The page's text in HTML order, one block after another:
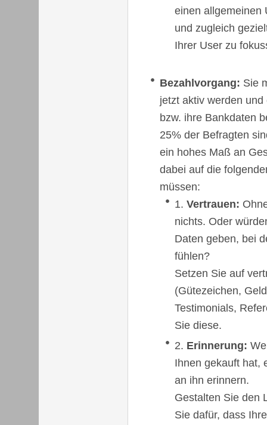
einen allgemeinen
und zugleich
Ihrer User zu
Bezahlvorgang: Sie
jetzt aktiv werden
bzw. ihre Bankdaten
25% der Befragten
ein hohes Maß an
dabei auf die
müssen:
Vertrauen:
nichts. Oder
Daten geben, bei
fühlen?
Setzen Sie auf
(Gütezeichen,
Testimonials,
Sie diese.
Erinnerung:
Ihnen gekauft hat,
an ihn erinnern.
Gestalten Sie den
Sie dafür, dass